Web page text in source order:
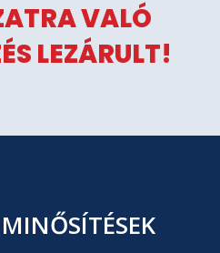
VALÓ
LEZÁRULT!